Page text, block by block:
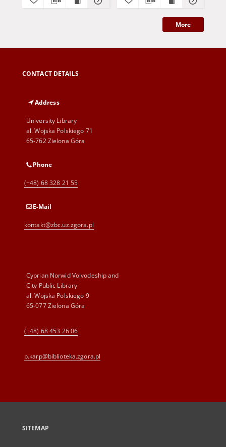
More
CONTACT DETAILS
Address
University Library
al. Wojska Polskiego 71
65-762 Zielona Góra
Phone
(+48) 68 328 21 55
E-Mail
kontakt@zbc.uz.zgora.pl
Cyprian Norwid Voivodeship and
City Public Library
al. Wojska Polskiego 9
65-077 Zielona Góra
(+48) 68 453 26 06
p.karp@biblioteka.zgora.pl
SITEMAP